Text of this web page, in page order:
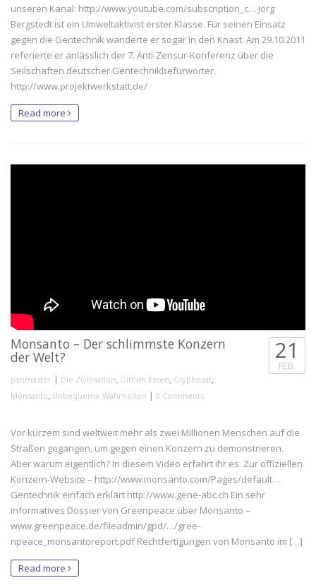
unseren Kanal: http://www.youtube.com/subscription_c… Jörg
Bergstedt ist ein Umweltaktivist erster Klasse. Für seinen Einsatz
gegen die Gentechnik wanderte er sogar in den Knast. Am 29.10.2011
referierte er anlässlich der 7. Anti-Zensur-Konferenz über die
Seilschaften deutscher Gentechnikbefürworter.
http://www.projektwerkstatt.de/
Read more
Monsanto – Der schlimmste Konzern
der Welt?
panmaster | Die Zivilisation, Gift im Essen, Glyphosat,
Monsanto, Unbequeme Wahrheiten | 0 Comments
21
FEB.
Vor kurzem sind weltweit mehr als zwei Millionen Menschen auf die
Straßen gegangen, um gegen einen Konzern zu demonstrieren.
Aber warum eigentlich? In diesem Video erfahrt ihr es. Zur offiziellen
Konzern-Website – http://www.monsanto.com/Pages/default…
Gentechnik einfach erklärt http://www.gene-abc.ch Ein sehr
informatives Dossier von Greenpeace über Monsanto –
www.greenpeace.de/fileadmin/gpd/…/gree­
npeace_monsantoreport.pdf‎ Rechtfertigungen von Monsanto im […]
Read more